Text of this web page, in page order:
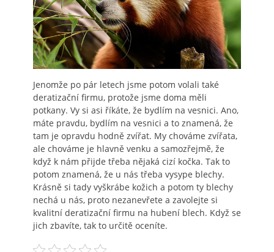
Jenomže po pár letech jsme potom volali také
deratizační firmu, protože jsme doma měli
potkany. Vy si asi říkáte, že bydlím na vesnici. Ano,
máte pravdu, bydlím na vesnici a to znamená, že
tam je opravdu hodně zvířat. My chováme zvířata,
ale chováme je hlavně venku a samozřejmě, že
když k nám přijde třeba nějaká cizí kočka. Tak to
potom znamená, že u nás třeba vysype blechy.
Krásně si tady vyškrábe kožich a potom ty blechy
nechá u nás, proto nezanevřete a zavolejte si
kvalitní deratizační firmu na hubení blech. Když se
jich zbavíte, tak to určitě oceníte.